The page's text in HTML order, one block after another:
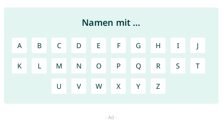
Namen mit ...
A B C D E F G H I J
K L M N O P Q R S T
U V W X Y Z